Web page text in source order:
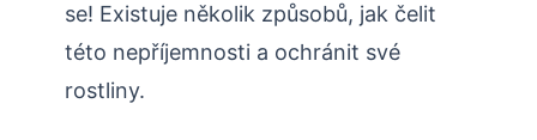
se! Existuje⁢ několik způsobů, jak čelit
této nepříjemnosti a ochránit ⁣své
rostliny.